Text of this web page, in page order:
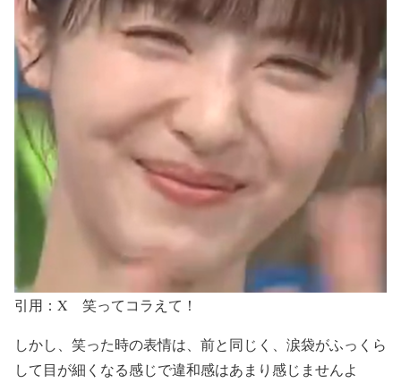
引用：X 笑ってコラえて！
しかし、 笑った時の表情は、前と同じく、 涙袋がふっくら
して目が細くなる感じで違和感はあまり感じませんよ